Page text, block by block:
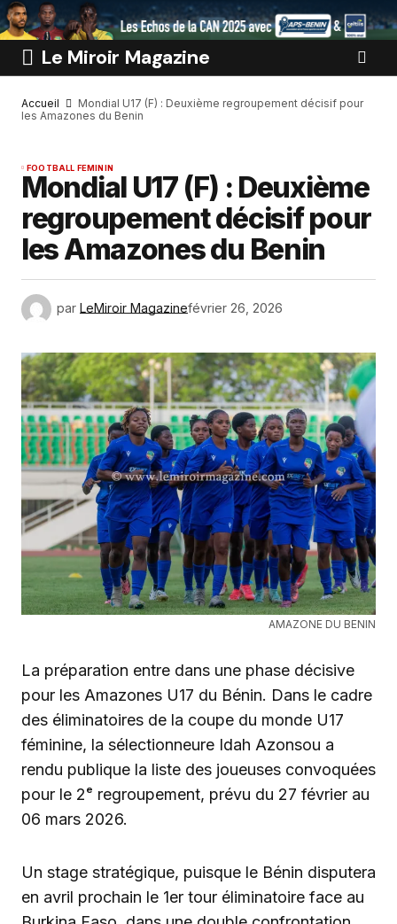
Le Miroir Magazine
Accueil
Mondial U17 (F) : Deuxième regroupement décisif pour
les Amazones du Benin
FOOTBALL FEMININ
Mondial U17 (F) : Deuxième
regroupement décisif pour
les Amazones du Benin
par LeMiroir Magazinefévrier 26, 2026
AMAZONE DU BENIN
La préparation entre dans une phase décisive
pour les Amazones U17 du Bénin. Dans le cadre
des éliminatoires de la coupe du monde U17
féminine, la sélectionneure Idah Azonsou a
rendu publique la liste des joueuses convoquées
pour le 2ᵉ regroupement, prévu du 27 février au
06 mars 2026.
Un stage stratégique, puisque le Bénin disputera
en avril prochain le 1er tour éliminatoire face au